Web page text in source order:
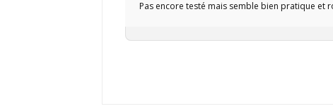
Pas encore testé mais semble bien pratique et